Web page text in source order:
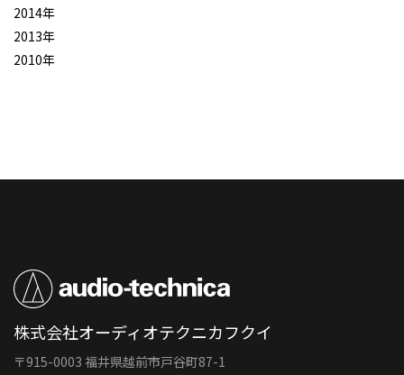
2014年
2013年
2010年
株式会社オーディオテクニカフクイ
〒915-0003 福井県越前市戸谷町87-1